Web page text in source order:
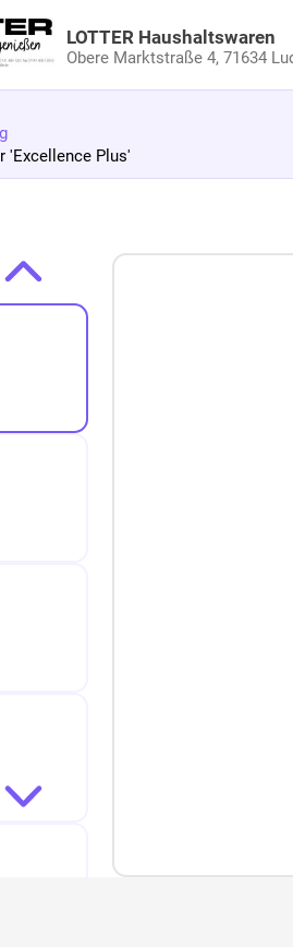
LOTTER Haushaltswaren
Obere Marktstraße 4, 71634
'Excellence Plus'
springen